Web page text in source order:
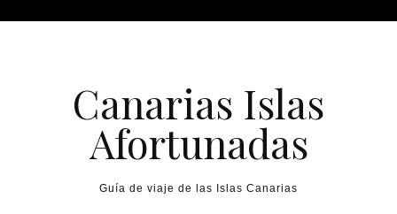
Canarias Islas
Afortunadas
Guía de viaje de las Islas Canarias